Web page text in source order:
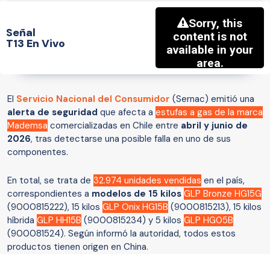
Señal
T13 En Vivo
El Servicio Nacional del Consumidor (Sernac) emitió una
alerta de seguridad que afecta a estufas a gas de la marca
Mademsa comercializadas en Chile entre abril y junio de
2026, tras detectarse una posible falla en uno de sus
componentes.
En total, se trata de 32.974 unidades vendidas en el país,
correspondientes a modelos de 15 kilos GLP Bronze HG15G
(9000815222), 15 kilos GLP Onix HG15B (9000815213), 15 kilos
híbrida GLP HH15B (9000815234) y 5 kilos GLP HG05B
(900081524). Según informó la autoridad, todos estos
productos tienen origen en China.